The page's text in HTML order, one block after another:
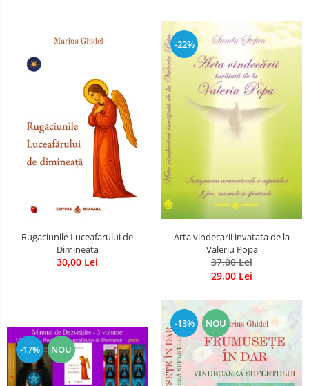
Rugaciunile Luceafarului de
Dimineata
30,00 Lei
-22%
Arta vindecarii invatata de la
Valeriu Popa
37,00 Lei
29,00 Lei
-17% NOU
-13% NOU